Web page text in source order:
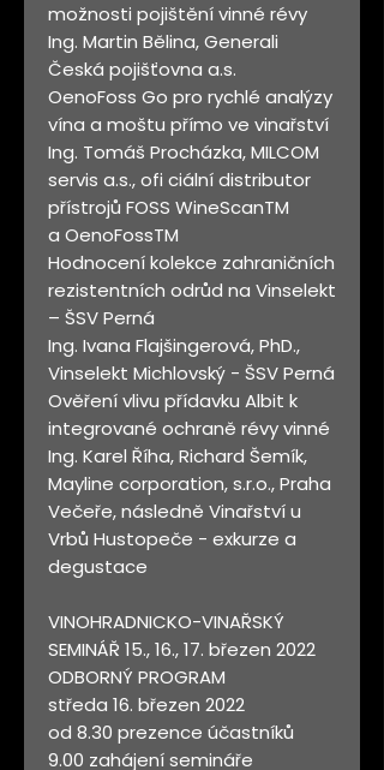
možnosti pojištění vinné révy
Ing. Martin Bělina, Generali
Česká pojišťovna a.s.
OenoFoss Go pro rychlé analýzy
vína a moštu přímo ve vinařství
Ing. Tomáš Procházka, MILCOM
servis a.s., ofi ciální distributor
přístrojů FOSS WineScanTM
a OenoFossTM
Hodnocení kolekce zahraničních
rezistentních odrůd na Vinselekt
– ŠSV Perná
Ing. Ivana Flajšingerová, PhD.,
Vinselekt Michlovský - ŠSV Perná
Ověření vlivu přídavku Albit k
integrované ochraně révy vinné
Ing. Karel Říha, Richard Šemík,
Mayline corporation, s.r.o., Praha
Večeře, následně Vinařství u
Vrbů Hustopeče - exkurze a
degustace
VINOHRADNICKO-VINAŘSKÝ
SEMINÁŘ 15., 16., 17. březen 2022
ODBORNÝ PROGRAM
středa 16. březen 2022
od 8.30 prezence účastníků
9.00 zahájení semináře